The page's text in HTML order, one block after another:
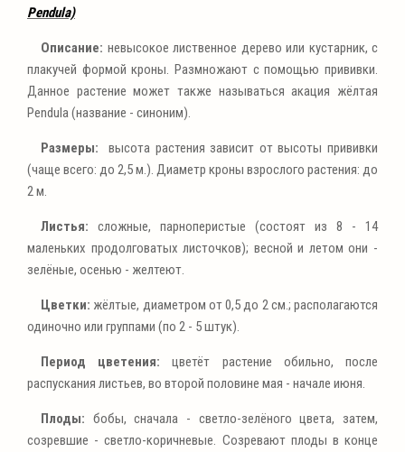
Pendula)
Описание: невысокое лиственное дерево или кустарник, с
плакучей формой кроны. Размножают с помощью прививки.
Данное растение может также называться акация жёлтая
Pendula (название - синоним).
Размеры: высота растения зависит от высоты прививки
(чаще всего: до 2,5 м.). Диаметр кроны взрослого растения: до
2 м.
Листья: сложные, парноперистые (состоят из 8 - 14
маленьких продолговатых листочков); весной и летом они -
зелёные, осенью - желтеют.
Цветки: жёлтые, диаметром от 0,5 до 2 см.; располагаются
одиночно или группами (по 2 - 5 штук).
Период цветения: цветёт растение обильно, после
распускания листьев, во второй половине мая - начале июня.
Плоды: бобы, сначала - светло-зелёного цвета, затем,
созревшие - светло-коричневые. Созревают плоды в конце